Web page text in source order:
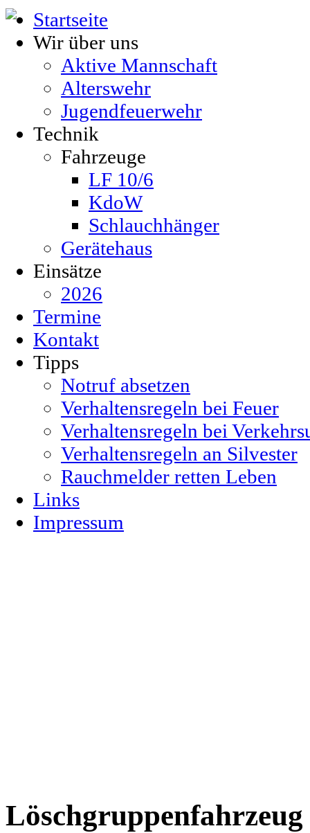
Startseite
Wir über uns
Aktive Mannschaft
Alterswehr
Jugendfeuerwehr
Technik
Fahrzeuge
LF 10/6
KdoW
Schlauchhänger
Gerätehaus
Einsätze
2026
Termine
Kontakt
Tipps
Notruf absetzen
Verhaltensregeln bei Feuer
Verhaltensregeln bei
Verhaltensregeln an Silvester
Rauchmelder retten Leben
Links
Impressum
Löschgruppenfahrzeug